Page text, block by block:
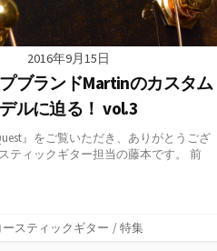
2016年9月15日
ブランドMartinのカスタム
ルに迫る！ vol.3
』をご覧いただき、ありがとうござ
ティックギター担当の藤本です。 前
ースティックギター / 特集